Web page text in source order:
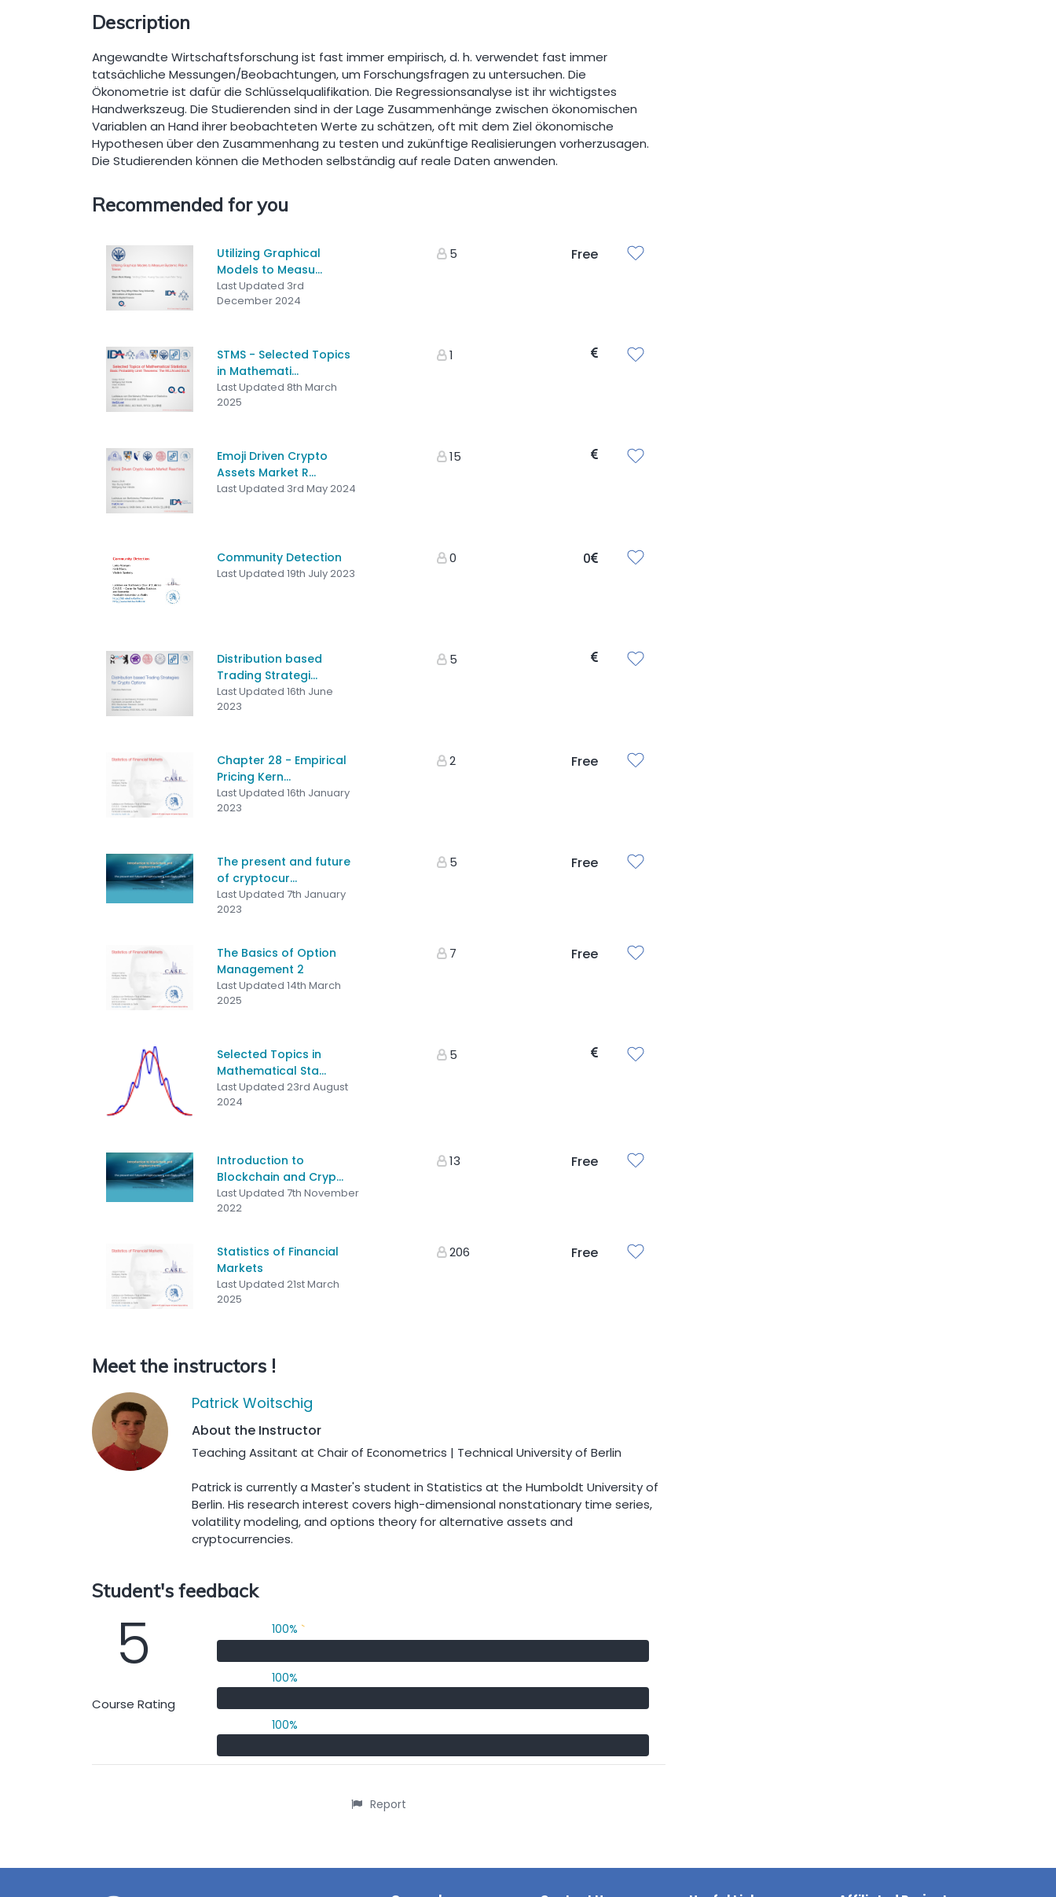
Description
Angewandte Wirtschaftsforschung ist fast immer empirisch, d. h. verwendet fast immer
tatsächliche Messungen/Beobachtungen, um Forschungsfragen zu untersuchen. Die
Ökonometrie ist dafür die Schlüsselqualifikation. Die Regressionsanalyse ist ihr wichtigstes
Handwerkszeug. Die Studierenden sind in der Lage Zusammenhänge zwischen ökonomischen
Variablen an Hand ihrer beobachteten Werte zu schätzen, oft mit dem Ziel ökonomische
Hypothesen über den Zusammenhang zu testen und zukünftige Realisierungen vorherzusagen.
Die Studierenden können die Methoden selbständig auf reale Daten anwenden.
Recommended for you
Utilizing Graphical
Models to Measu...
Last Updated 3rd
December 2024
5 Free
STMS - Selected Topics
in Mathemati...
Last Updated 8th March
2025
1
Emoji Driven Crypto
Assets Market R...
Last Updated 3rd May 2024
15
Community Detection
Last Updated 19th July 2023
0 0
Distribution based
Trading Strategi...
Last Updated 16th June
2023
5
Chapter 28 - Empirical
Pricing Kern...
Last Updated 16th January
2023
2 Free
The present and future
of cryptocur...
Last Updated 7th January
2023
5 Free
The Basics of Option
Management 2
Last Updated 14th March
2025
7 Free
Selected Topics in
Mathematical Sta...
Last Updated 23rd August
2024
5
Introduction to
Blockchain and Cryp...
Last Updated 7th November
2022
13 Free
Statistics of Financial
Markets
Last Updated 21st March
2025
206 Free
Meet the instructors !
Patrick Woitschig
About the Instructor
Teaching Assitant at Chair of Econometrics | Technical University of Berlin
Patrick is currently a Master's student in Statistics at the Humboldt University of
Berlin. His research interest covers high-dimensional nonstationary time series,
volatility modeling, and options theory for alternative assets and
cryptocurrencies.
Student's feedback
5
Course Rating
100% `
100%
100%
Report